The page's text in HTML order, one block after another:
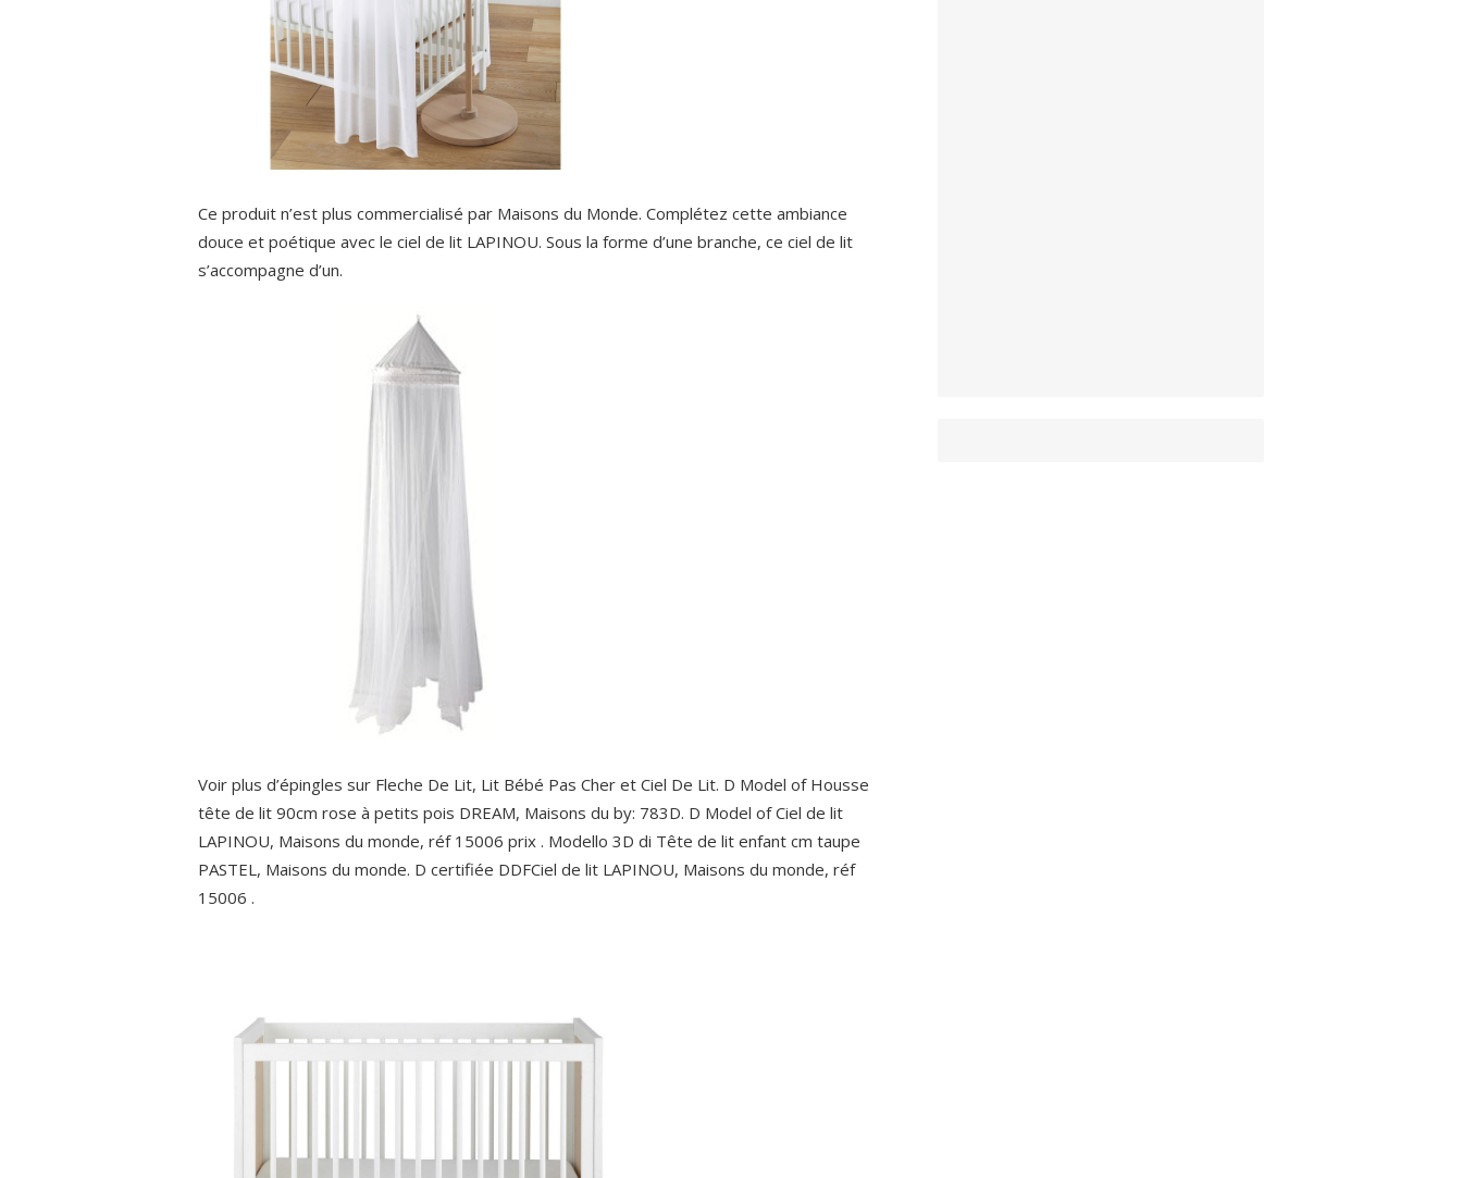
Ce produit n’est plus commercialisé par Maisons du Monde. Complétez cette ambiance
douce et poétique avec le ciel de lit LAPINOU. Sous la forme d’une branche, ce ciel de lit
s’accompagne d’un.
Voir plus d’épingles sur Fleche De Lit, Lit Bébé Pas Cher et Ciel De Lit. D Model of Housse
tête de lit 90cm rose à petits pois DREAM, Maisons du by: 783D. D Model of Ciel de lit
LAPINOU, Maisons du monde, réf 15006 prix . Modello 3D di Tête de lit enfant cm taupe
PASTEL, Maisons du monde. D certifiée DDFCiel de lit LAPINOU, Maisons du monde, réf
15006 .